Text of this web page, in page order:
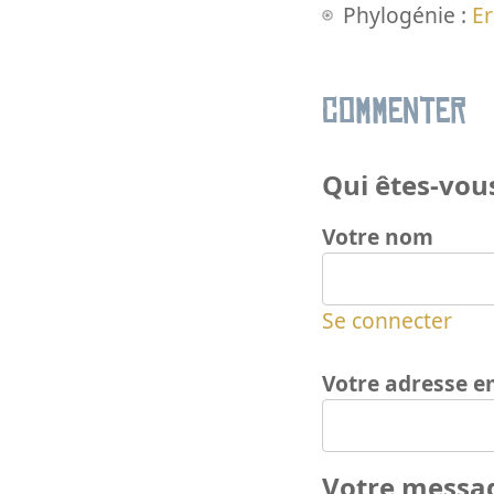
Phylogénie :
Commenter
Qui êtes-
Votre nom
Se connecter
Votre adresse